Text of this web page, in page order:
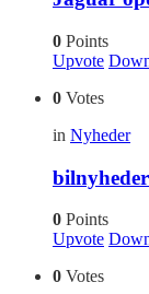
0 Points
Upvote
0 Votes
in Nyheder
0 Points
Upvote
0 Votes